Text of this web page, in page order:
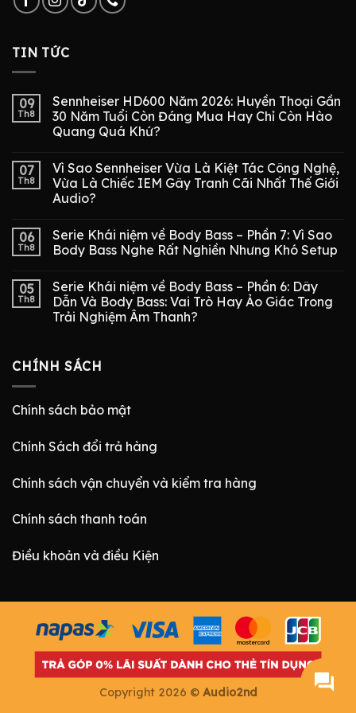
TIN TỨC
09
Th8
Sennheiser HD600 Năm 2026: Huyền Thoại Gần
30 Năm Tuổi Còn Đáng Mua Hay Chỉ Còn Hào
Quang Quá Khứ?
07
Th8
Vì Sao Sennheiser Vừa Là Kiệt Tác Công Nghệ,
Vừa Là Chiếc IEM Gây Tranh Cãi Nhất Thế Giới
Audio?
06
Th8
Serie Khái niệm về Body Bass – Phần 7: Vì Sao
Body Bass Nghe Rất Nghiền Nhưng Khó Setup
05
Th8
Serie Khái niệm về Body Bass – Phần 6: Dây
Dẫn Và Body Bass: Vai Trò Hay Ảo Giác Trong
Trải Nghiệm Âm Thanh?
CHÍNH SÁCH
Chính sách bảo mật
Chính Sách đổi trả hàng
Chính sách vận chuyển và kiểm tra hàng
Chính sách thanh toán
Điều khoản và điều Kiện
Copyright 2026 © Audio2nd